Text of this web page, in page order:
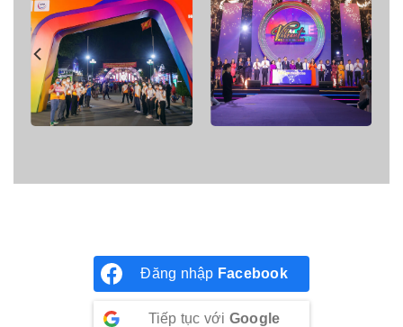
Đăng nhập Facebook
Tiếp tục với Google